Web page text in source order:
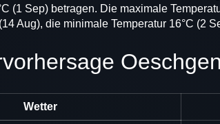
(1 Sep) betragen. Die maximale
Aug), die minimale Temperatur 16°C (2
Wetter